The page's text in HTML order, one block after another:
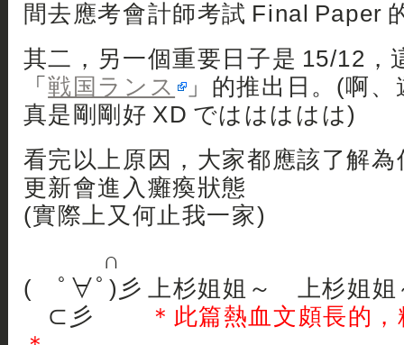
間去應考會計師考試 Final Paper
其二，另一個重要日子是 15/12，
「戦国ランス
」的推出日。(啊
真是剛剛好 XD でははははは)
看完以上原因，大家都應該了解為
更新會進入癱瘓狀態
(實際上又何止我一家)
∩
( ﾟ∀ﾟ)彡 上杉姐姐～ 上杉姐姐
⊂彡
＊此篇熱血文頗長的